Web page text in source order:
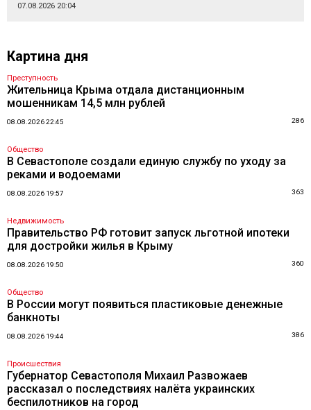
07.08.2026 20:04
Картина дня
Преступность
Жительница Крыма отдала дистанционным
мошенникам 14,5 млн рублей
08.08.2026 22:45 286
Общество
В Севастополе создали единую службу по уходу за
реками и водоемами
08.08.2026 19:57 363
Недвижимость
Правительство РФ готовит запуск льготной ипотеки
для достройки жилья в Крыму
08.08.2026 19:50 360
Общество
В России могут появиться пластиковые денежные
банкноты
08.08.2026 19:44 386
Происшествия
Губернатор Севастополя Михаил Развожаев
рассказал о последствиях налёта украинских
беспилотников на город